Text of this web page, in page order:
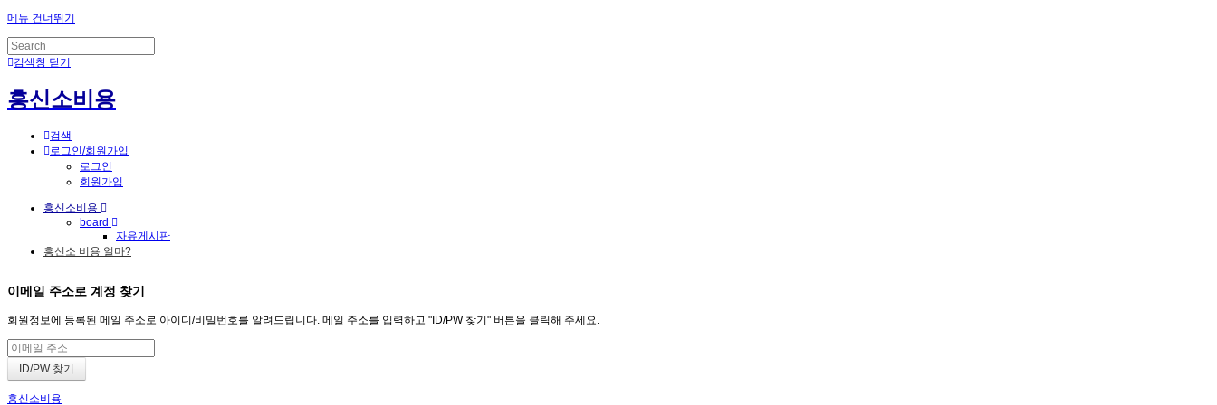
메뉴 건너뛰기
검색창 닫기
흥신소비용
검색
로그인/회원가입
로그인
회원가입
흥신소비용
board
자유게시판
흥신소 비용 얼마?
이메일 주소로 계정 찾기
회원정보에 등록된 메일 주소로 아이디/비밀번호를 알려드립니다. 메일 주소를 입력하고 "ID/PW 찾기" 버튼을 클릭해 주세요.
흥신소비용